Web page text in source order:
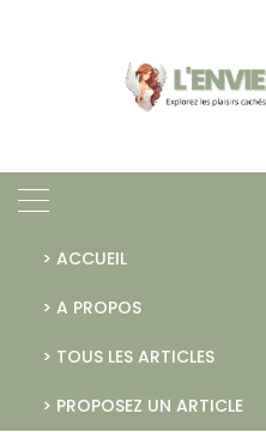
> ACCUEIL
> A PROPOS
> TOUS LES ARTICLES
> PROPOSEZ UN ARTICLE
Accueil Médias, littérature